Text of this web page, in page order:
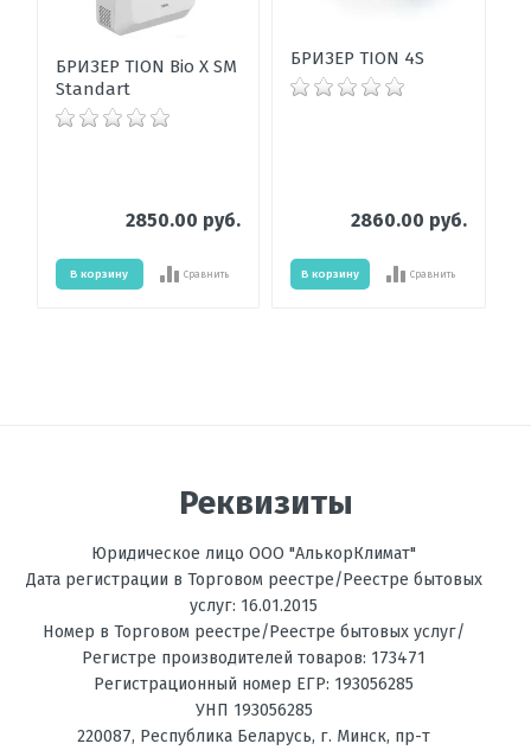
БРИЗЕР TION Bio X SM
Standart
2850.00 руб.
В корзину Сравнить
БРИЗЕР TION 4S
2860.00 руб.
В корзину Сравнить
Реквизиты
Юридическое лицо ООО "АлькорКлимат"
Дата регистрации в Торговом реестре/Реестре бытовых
услуг: 16.01.2015
Номер в Торговом реестре/Реестре бытовых услуг/
Регистре производителей товаров: 173471
Регистрационный номер ЕГР: 193056285
УНП 193056285
220087, Республика Беларусь, г. Минск, пр-т